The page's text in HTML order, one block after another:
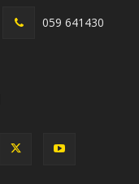
059 641430